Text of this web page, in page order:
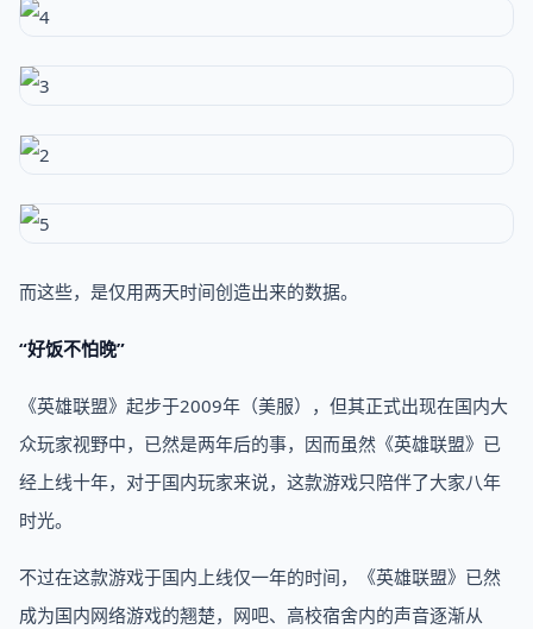
而这些，是仅用两天时间创造出来的数据。
“好饭不怕晚”
《英雄联盟》起步于2009年（美服），但其正式出现在国内大
众玩家视野中，已然是两年后的事，因而虽然《英雄联盟》已
经上线十年，对于国内玩家来说，这款游戏只陪伴了大家八年
时光。
不过在这款游戏于国内上线仅一年的时间，《英雄联盟》已然
成为国内网络游戏的翘楚，网吧、高校宿舍内的声音逐渐从